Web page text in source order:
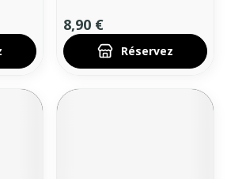
8,90 €
Réservez